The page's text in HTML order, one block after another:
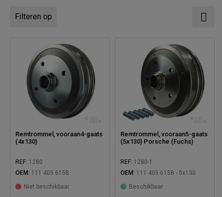
Filteren op
Remtrommel, vooraan4-gaats
(4x130)
REF: 1280
OEM: 111 405 615B
Niet beschikbaar
Remtrommel, vooraan5-gaats
(5x130) Porsche (Fuchs)
REF: 1280-1
OEM: 111 405 615B - 5x130
Beschikbaar